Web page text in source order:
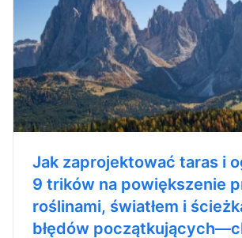
Jak zaprojektować taras i
9 trików na powiększenie
roślinami, światłem i
błędów